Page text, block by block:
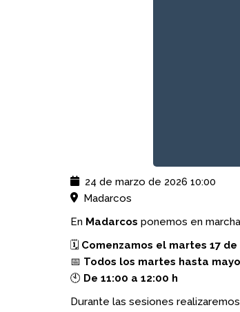
24 de marzo de 2026 10:00
Madarcos
En Madarcos ponemos en
🗓 Comenzamos el martes 17
📅 Todos los martes hasta mayo
🕙 De 11:00 a 12:00 h
Durante las sesiones